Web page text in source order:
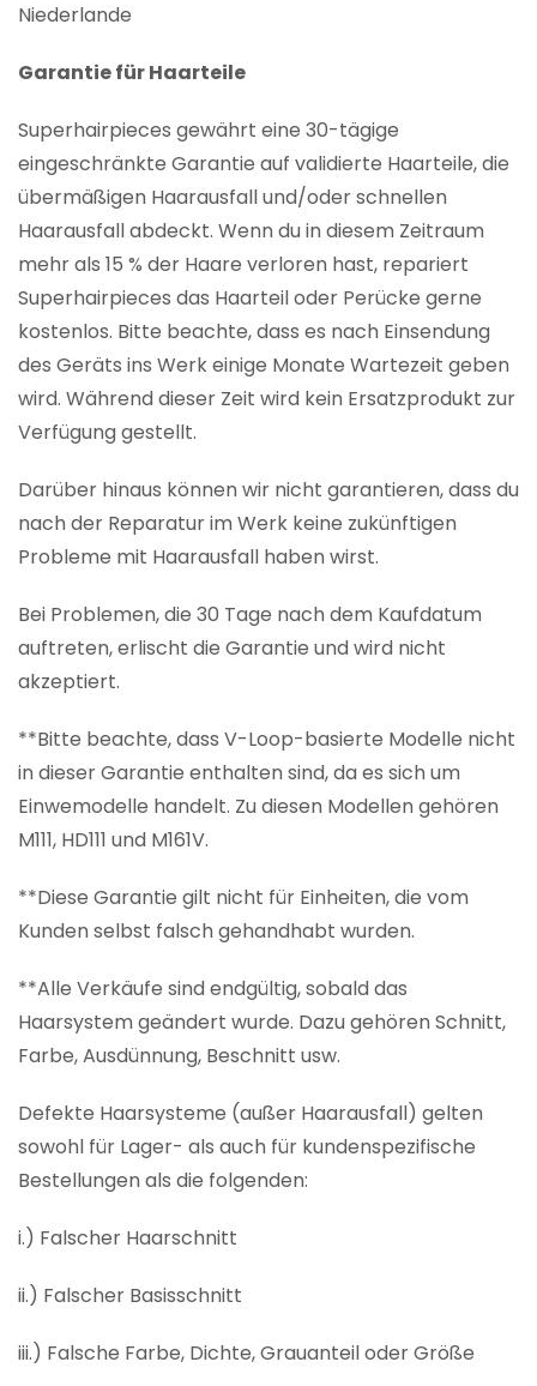
Niederlande
Garantie für Haarteile
Superhairpieces gewährt eine 30-tägige
eingeschränkte Garantie auf validierte Haarteile, die
übermäßigen Haarausfall und/oder schnellen
Haarausfall abdeckt. Wenn du in diesem Zeitraum
mehr als 15 % der Haare verloren hast, repariert
Superhairpieces das Haarteil oder Perücke gerne
kostenlos. Bitte beachte, dass es nach Einsendung
des Geräts ins Werk einige Monate Wartezeit geben
wird. Während dieser Zeit wird kein Ersatzprodukt zur
Verfügung gestellt.
Darüber hinaus können wir nicht garantieren, dass du
nach der Reparatur im Werk keine zukünftigen
Probleme mit Haarausfall haben wirst.
Bei Problemen, die 30 Tage nach dem Kaufdatum
auftreten, erlischt die Garantie und wird nicht
akzeptiert.
**Bitte beachte, dass V-Loop-basierte Modelle nicht
in dieser Garantie enthalten sind, da es sich um
Einwemodelle handelt. Zu diesen Modellen gehören
M111, HD111 und M161V.
**Diese Garantie gilt nicht für Einheiten, die vom
Kunden selbst falsch gehandhabt wurden.
**Alle Verkäufe sind endgültig, sobald das
Haarsystem geändert wurde. Dazu gehören Schnitt,
Farbe, Ausdünnung, Beschnitt usw.
Defekte Haarsysteme (außer Haarausfall) gelten
sowohl für Lager- als auch für kundenspezifische
Bestellungen als die folgenden:
i.) Falscher Haarschnitt
ii.) Falscher Basisschnitt
iii.) Falsche Farbe, Dichte, Grauanteil oder Größe